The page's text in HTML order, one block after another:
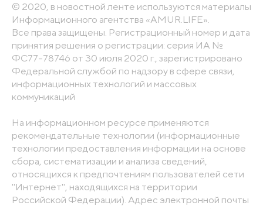
© 2020, в новостной ленте используются материалы
Информационного агентства «AMUR.LIFE».
Все права защищены. Регистрационный номер и дата
принятия решения о регистрации: серия ИА №
ФС77-78746 от 30 июля 2020 г., зарегистрировано
Федеральной службой по надзору в сфере связи,
информационных технологий и массовых
коммуникаций
На информационном ресурсе применяются
рекомендательные технологии (информационные
технологии предоставления информации на основе
сбора, систематизации и анализа сведений,
относящихся к предпочтениям пользователей сети
"Интернет", находящихся на территории
Российской Федерации). Адрес электронной почты